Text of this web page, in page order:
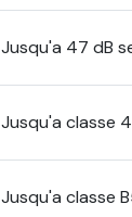
Jusqu'a 47 dB
Jusqu'a classe
Jusqu'a classe